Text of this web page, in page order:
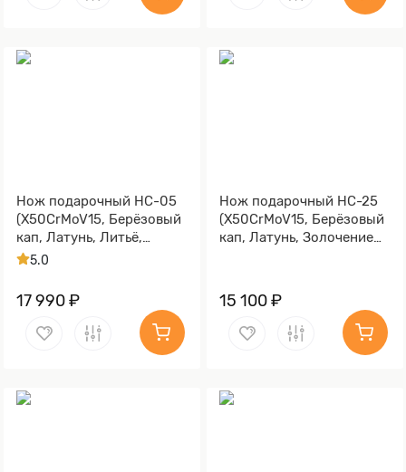
Нож подарочный НС-05
(X50CrMoV15, Берёзовый
кап, Латунь, Литьё,
Золочение клинка гарды
5.0
17 990 ₽
Нож подарочный НС-25
(X50CrMoV15, Берёзовый
кап, Латунь, Золочение
15 100 ₽